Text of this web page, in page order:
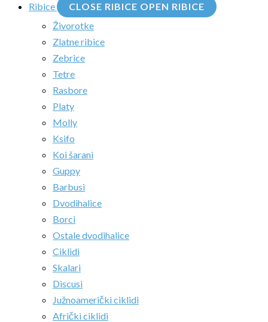
Ribice CLOSE RIBICE OPEN RIBICE
Živorotke
Zlatne ribice
Zebrice
Tetre
Rasbore
Platy
Molly
Ksifo
Koi šarani
Guppy
Barbusi
Dvodihalice
Borci
Ostale dvodihalice
Ciklidi
Skalari
Discusi
Južnoamerički ciklidi
Afrički ciklidi